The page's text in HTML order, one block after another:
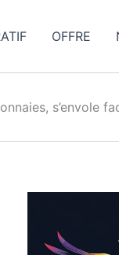
OFFRE
s’envole